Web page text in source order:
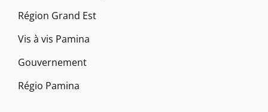
Région Grand Est
Vis à vis Pamina
Gouvernement
Régio Pamina